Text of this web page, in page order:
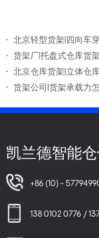
北京轻型货架|四向车
货架厂|托盘式仓库货架
北京仓库货架|立体仓
货架公司|货架承载力
凯兰德智能
+86 (10) -
138 0102 0776 /